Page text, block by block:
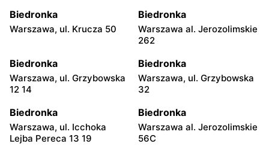
Biedronka
Warszawa, ul. Krucza 50
Biedronka
Warszawa al. Jerozolimskie
262
Biedronka
Warszawa, ul. Grzybowska
12 14
Biedronka
Warszawa, ul. Grzybowska
32
Biedronka
Warszawa, ul. Icchoka
Lejba Pereca 13 19
Biedronka
Warszawa al. Jerozolimskie
56C